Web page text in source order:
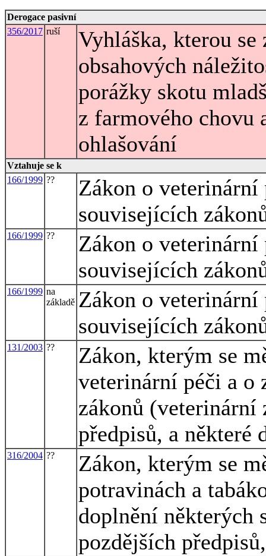
Derogace pasivní
356/2017 ruší
Vyhláška, kterou
obsahových
porážky skotu
z farmového chovu
ohlašování
Vztahuje se k
166/1999 ??
Zákon o veterinární
souvisejících
166/1999 ??
Zákon o veterinární
souvisejících
166/1999 na
základě Zákon o veterinární
souvisejících
131/2003 ??
Zákon, kterým se
veterinární péči a o
zákonů (veterinární
předpisů, a některé
316/2004 ??
Zákon, kterým se
potravinách a
doplnění některých
pozdějších